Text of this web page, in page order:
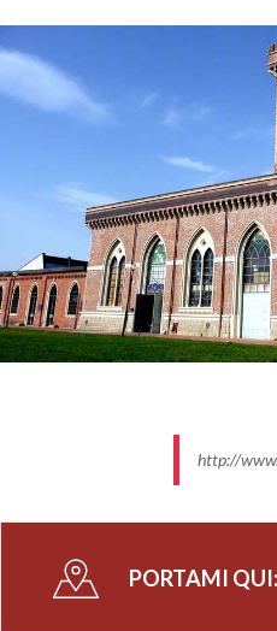
http://
PORTAMI QUI: